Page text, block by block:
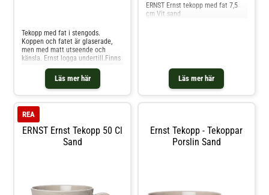
Läs mer här
Tekopp med fat i stengods.
Koppen och fatet är glaserade,
men med matt utseende och
känsla. Ernst logga undertill.Finns
färger; vit, grå samt vit med en
prickig glasering. Shoppa
Tekoppar och mer Muggar &
Läs mer här
ERNST Ernst tekopp med fat 7,5
cm Vit sand
ERNST Ernst Tekopp 50 Cl
Sand
REA
Ernst Tekopp - Tekoppar
Porslin Sand